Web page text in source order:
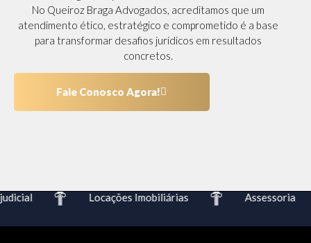
No Queiroz Braga Advogados, acreditamos que um
atendimento ético, estratégico e comprometido é a base
para transformar desafios jurídicos em resultados
concretos.
Fale Conosco Agora!
Locações Imobiliárias Assessoria